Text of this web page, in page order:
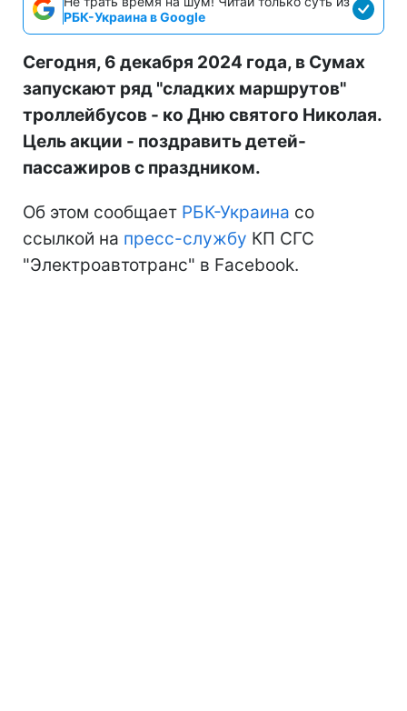
РБК-Украина в Google
Сегодня, 6 декабря 2024 года, в Сумах
запускают ряд "сладких маршрутов"
троллейбусов - ко Дню святого Николая.
Цель акции - поздравить детей-
пассажиров с праздником.
Об этом сообщает РБК-Украина со
ссылкой на пресс-службу КП СГС
"Электроавтотранс" в Facebook.